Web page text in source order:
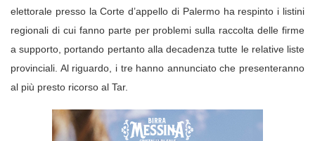
elettorale presso la Corte d’appello di Palermo ha respinto i listini
regionali di cui fanno parte per problemi sulla raccolta delle firme
a supporto, portando pertanto alla decadenza tutte le relative liste
provinciali. Al riguardo, i tre hanno annunciato che presenteranno
al più presto ricorso al Tar.